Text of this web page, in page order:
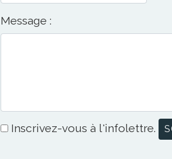
Message :
Inscrivez-vous à l'infolettre.